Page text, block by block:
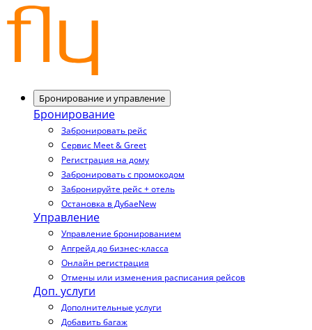
Бронирование и управление
Бронирование
Забронировать рейс
Сервис Meet & Greet
Регистрация на дому
Забронировать с промокодом
Забронируйте рейс + отель
Остановка в ДубаеNew
Управление
Управление бронированием
Апгрейд до бизнес-класса
Онлайн регистрация
Отмены или изменения расписания рейсов
Доп. услуги
Дополнительные услуги
Добавить багаж